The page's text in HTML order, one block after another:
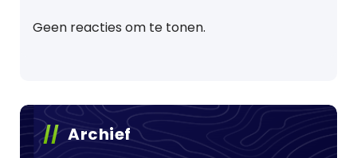
Geen reacties om te tonen.
Archief